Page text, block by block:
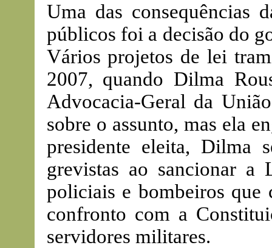
Uma das consequências
públicos foi a decisão do
Vários projetos de lei
2007, quando Dilma
Advocacia-Geral da
sobre o assunto, mas ela
presidente eleita, Dilma
grevistas ao sancionar a
policiais e bombeiros que
confronto com a
servidores militares.